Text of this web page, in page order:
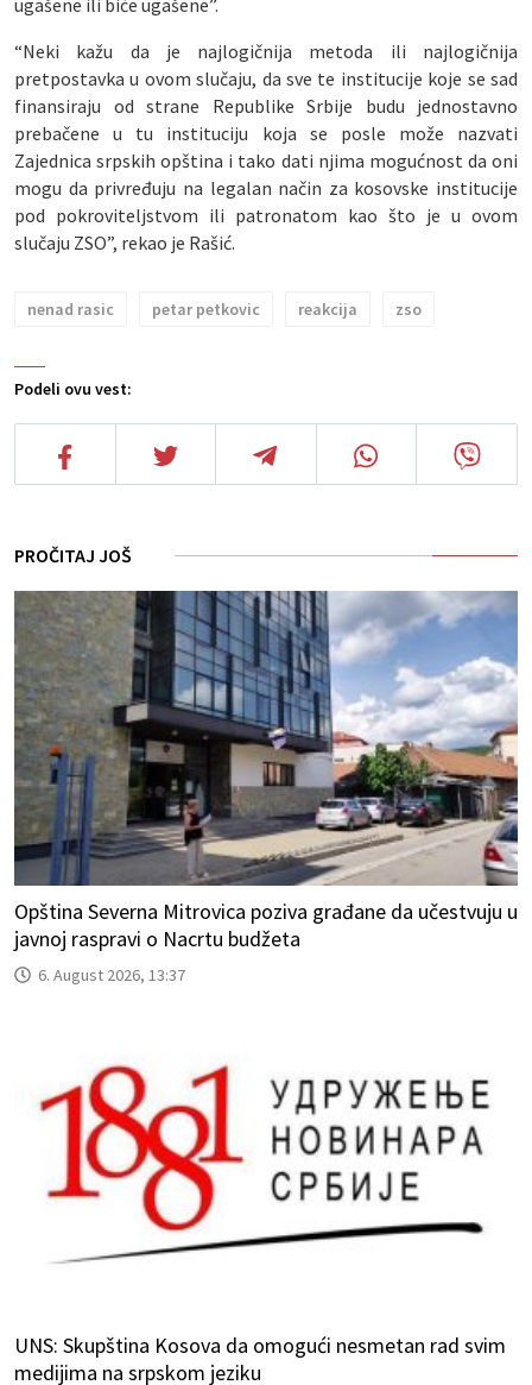
Podeli ovu vest:
ugašene ili biće ugašene”.
“Neki kažu da je najlogičnija metoda ili najlogičnija
pretpostavka u ovom slučaju, da sve te institucije koje se sad
finansiraju od strane Republike Srbije budu jednostavno
prebačene u tu instituciju koja se posle može nazvati
Zajednica srpskih opština i tako dati njima mogućnost da oni
mogu da privređuju na legalan način za kosovske institucije
pod pokroviteljstvom ili patronatom kao što je u ovom
slučaju ZSO”, rekao je Rašić.
nenad rasic petar petkovic reakcija zso
PROČITAJ JOŠ
Opština Severna Mitrovica poziva građane da učestvuju u
javnoj raspravi o Nacrtu budžeta
6. August 2026, 13:37
UNS: Skupština Kosova da omogući nesmetan rad svim
medijima na srpskom jeziku